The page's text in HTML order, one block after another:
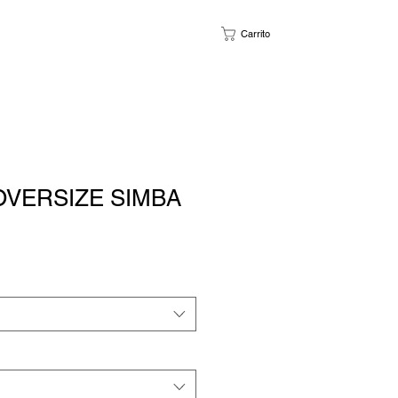
Carrito
SIMBA